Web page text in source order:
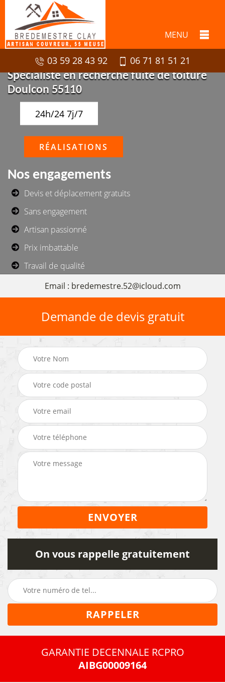
MENU
03 59 28 43 92
06 71 81 51 21
Spécialiste en recherche fuite de toiture
Doulcon 55110
24h/24 7j/7
RÉALISATIONS
Nos engagements
Devis et déplacement gratuits
Sans engagement
Artisan passionné
Prix imbattable
Travail de qualité
Email : bredemestre.52@icloud.com
Demande de devis gratuit
On vous rappelle gratuitement
GARANTIE DECENNALE RCPRO
AIBG00009164